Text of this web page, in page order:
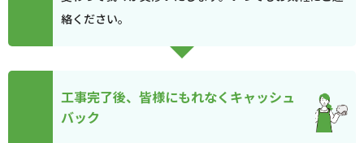
絡ください。
工事完了後、皆様にもれなくキャッシュ
バック